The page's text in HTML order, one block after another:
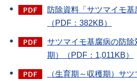
防除資料「サツマイモ基
（PDF：382KB）
サツマイモ基腐病の防
期）（PDF：1,011KB）
（生育期～収穫期）サ